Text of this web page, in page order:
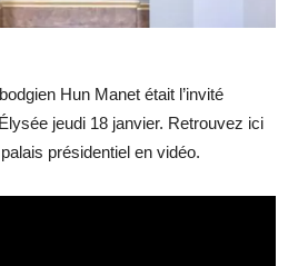
Hun Manet était l’invité
jeudi 18 janvier. Retrouvez ici
présidentiel en vidéo.